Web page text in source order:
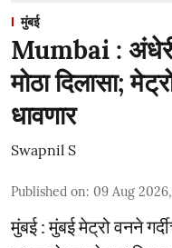
मुंबई
Mumbai :
मोठा दिलासा;
धावणार
Swapnil S
Published on: 09 Aug
मुंबई : मुंबई मेट्रो वनने